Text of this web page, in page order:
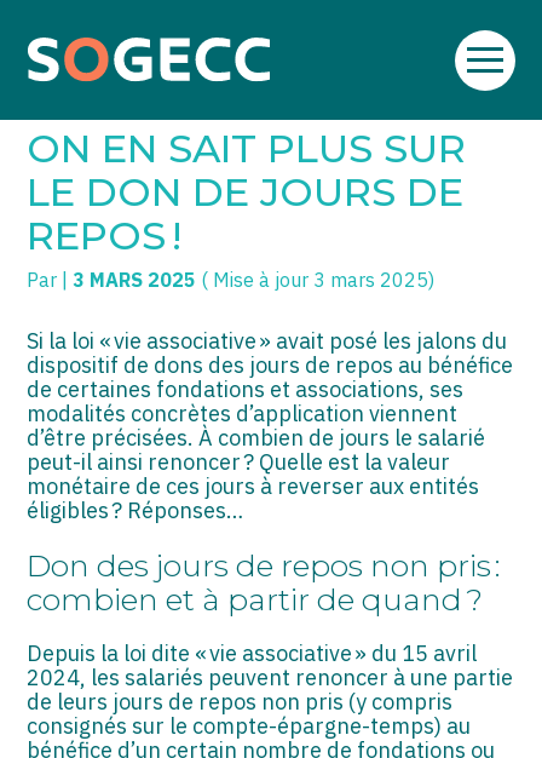
Aller
SOGECC – Coignières
SOGECC – Noisy
SOGECC – République
SOGECC – Turbigo
TPE/PME
COMMERÇANTS
GROUPE
SCI / LMNP
PROFESSIONS LIBÉRALES
HOLDING
PARTICULIERS
EXPATRIÉ NON RÉSIDANT
IMPATRIÉ / EXPATRIÉ
ASSOCIATIONS
START-UP
SECTEUR AUDIOVISUEL
Créer et reprendre une activité
Gérer votre quotidien
Piloter votre entreprise
Développer votre entreprise
Construire votre patrimoine
Être prêt pour la facturation
électronique
LOI « VIE ASSOCIATIVE » :
ON EN SAIT PLUS SUR
LE DON DE JOURS DE
REPOS !
Par |3 MARS 2025 ( Mise à jour 3 mars 2025)
Si la loi « vie associative » avait posé les jalons du
dispositif de dons des jours de repos au bénéfice
de certaines fondations et associations, ses
modalités concrètes d’application viennent
d’être précisées. À combien de jours le salarié
peut-il ainsi renoncer ? Quelle est la valeur
monétaire de ces jours à reverser aux entités
éligibles ? Réponses…
Don des jours de repos non pris :
combien et à partir de quand ?
Depuis la loi dite « vie associative » du 15 avril
2024, les salariés peuvent renoncer à une partie
de leurs jours de repos non pris (y compris
consignés sur le compte-épargne-temps) au
bénéfice d’un certain nombre de fondations ou